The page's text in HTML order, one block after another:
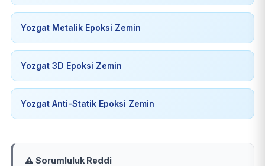
Yozgat Metalik Epoksi Zemin
Yozgat 3D Epoksi Zemin
Yozgat Anti-Statik Epoksi Zemin
⚠️ Sorumluluk Reddi